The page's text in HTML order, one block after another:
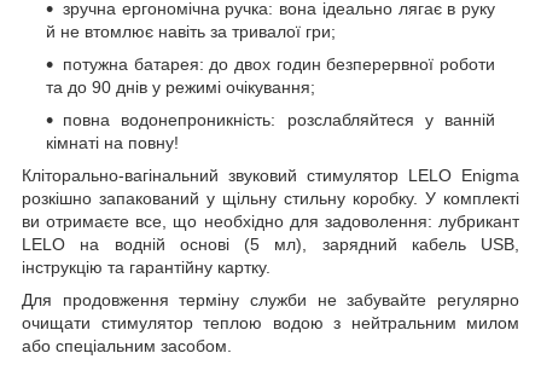
зручна ергономічна ручка: вона ідеально лягає в руку
й не втомлює навіть за тривалої гри;
потужна батарея: до двох годин безперервної роботи
та до 90 днів у режимі очікування;
повна водонепроникність: розслабляйтеся у ванній
кімнаті на повну!
Кліторально-вагінальний звуковий стимулятор LELO Enigma
розкішно запакований у щільну стильну коробку. У комплекті
ви отримаєте все, що необхідно для задоволення: лубрикант
LELO на водній основі (5 мл), зарядний кабель USB,
інструкцію та гарантійну картку.
Для продовження терміну служби не забувайте регулярно
очищати стимулятор теплою водою з нейтральним милом
або спеціальним засобом.